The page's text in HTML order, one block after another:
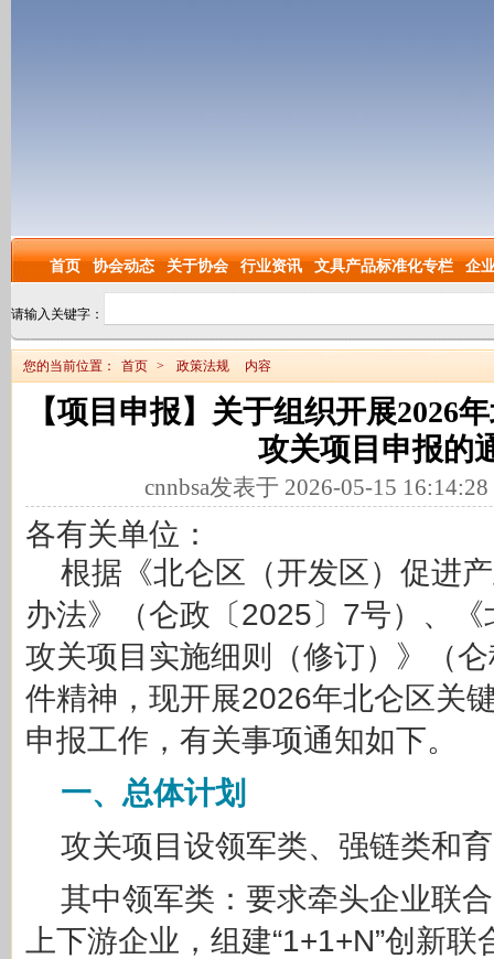
首页 协会动态 关于协会 行业资讯 文具产品标准化专栏 企
请输入关键字：
您的当前位置： 首页 > 政策法规 内容
【项目申报】关于组织开展2026
攻关项目申报的
cnnbsa发表于 2026-05-15
各有关单位：
根据《北仑区（开发区）促进
办法》（仑政〔2025〕7号）、
攻关项目实施细则（修订）》（
件精神，现开展2026年北仑区关
申报工作，有关事项通知如下。
一、 总体计划
攻关项目设领军类、强链类和
其中领军类：要求牵头企业联
上下游企业，组建“1+1+N”创新